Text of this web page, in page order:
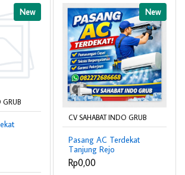
New
GRUB
&
New
CV SAHABAT INDO GRUB
Pasang AC Terdekat
Tanjung Rejo
082272686688 –
Teknisi Profesional &
Rp0,00